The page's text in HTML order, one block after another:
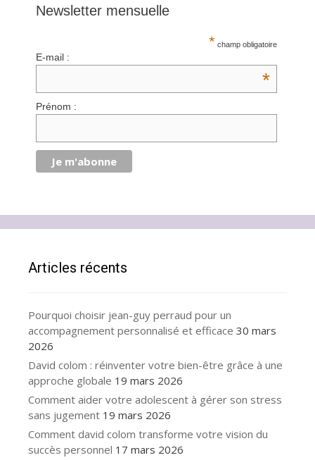
Newsletter mensuelle
* champ obligatoire
E-mail :
*
Prénom :
Articles récents
Pourquoi choisir jean-guy perraud pour un
accompagnement personnalisé et efficace 30 mars
2026
David colom : réinventer votre bien-être grâce à une
approche globale 19 mars 2026
Comment aider votre adolescent à gérer son stress
sans jugement 19 mars 2026
Comment david colom transforme votre vision du
succès personnel 17 mars 2026